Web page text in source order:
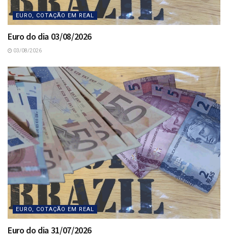
EURO, COTAÇÃO EM REAL
Euro do dia 03/08/2026
03/08/2026
EURO, COTAÇÃO EM REAL
Euro do dia 31/07/2026